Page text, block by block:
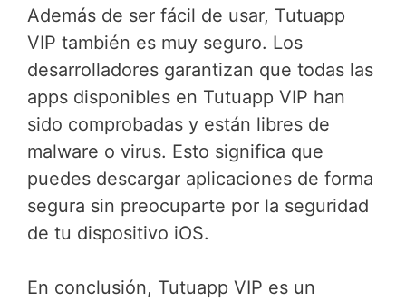
Además de ser fácil de usar, Tutuapp
VIP también es muy seguro. Los
desarrolladores garantizan que todas las
apps disponibles en Tutuapp VIP han
sido comprobadas y están libres de
malware o virus. Esto significa que
puedes descargar aplicaciones de forma
segura sin preocuparte por la seguridad
de tu dispositivo iOS.
En conclusión, Tutuapp VIP es un